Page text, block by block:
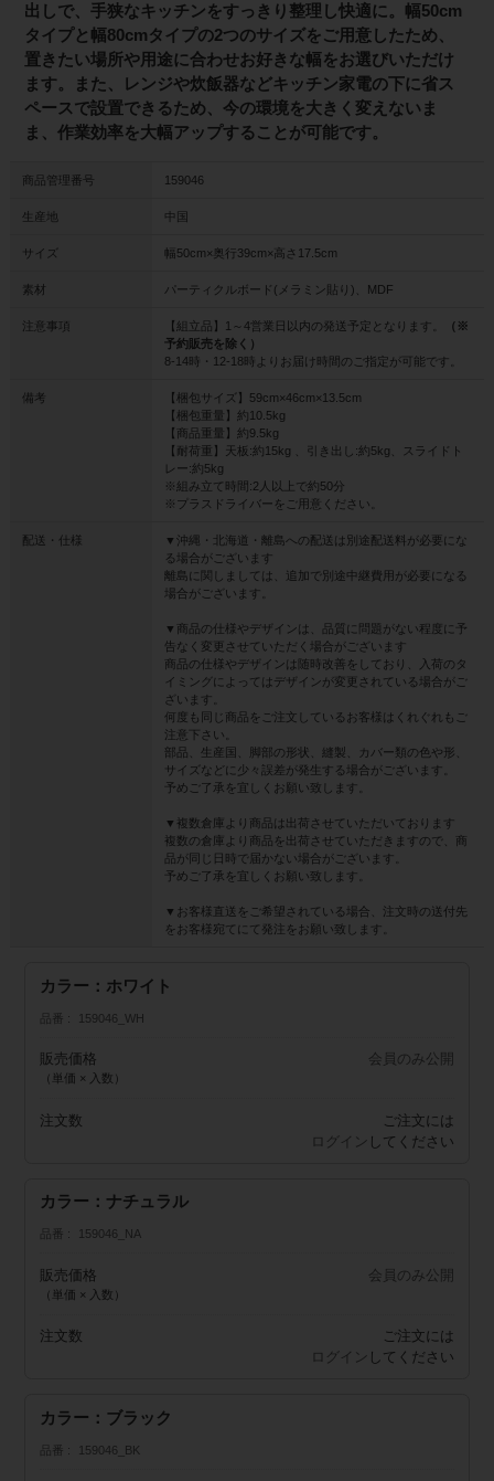
出しで、手狭なキッチンをすっきり整理し快適に。幅50cm
タイプと幅80cmタイプの2つのサイズをご用意したため、
置きたい場所や用途に合わせお好きな幅をお選びいただけ
ます。また、レンジや炊飯器などキッチン家電の下に省ス
ペースで設置できるため、今の環境を大きく変えないま
ま、作業効率を大幅アップすることが可能です。
商品管理番号 159046
生産地 中国
サイズ 幅50cm×奥行39cm×高さ17.5cm
素材 パーティクルボード(メラミン貼り)、MDF
注意事項 【組立品】1～4営業日以内の発送予定となります。
（※
予約販売を除く）
8-14時・12-18時よりお届け時間のご指定が可能です。
備考
【梱包サイズ】59cm×46cm×13.5cm
【梱包重量】約10.5kg
【商品重量】約9.5kg
【耐荷重】天板:約15kg 、引き出し:約5kg、スライドト
レー:約5kg
※組み立て時間:2人以上で約50分
※プラスドライバーをご用意ください。
配送・仕様
▼沖縄・北海道・離島への配送は別途配送料が必要にな
る場合がございます
離島に関しましては、追加で別途中継費用が必要になる
場合がございます。
▼商品の仕様やデザインは、品質に問題がない程度に予
告なく変更させていただく場合がございます
商品の仕様やデザインは随時改善をしており、入荷のタ
イミングによってはデザインが変更されている場合がご
ざいます。
何度も同じ商品をご注文しているお客様はくれぐれもご
注意下さい。
部品、生産国、脚部の形状、縫製、カバー類の色や形、
サイズなどに少々誤差が発生する場合がございます。
予めご了承を宜しくお願い致します。
▼複数倉庫より商品は出荷させていただいております
複数の倉庫より商品を出荷させていただきますので、商
品が同じ日時で届かない場合がございます。
予めご了承を宜しくお願い致します。
▼お客様直送をご希望されている場合、注文時の送付先
をお客様宛てにて発注をお願い致します。
カラー：ホワイト
品番 159046_WH
販売価格
（単価 × 入数）
会員のみ公開
注文数
ご注文には
ログイン してください
カラー：ナチュラル
品番 159046_NA
販売価格
（単価 × 入数）
会員のみ公開
注文数
ご注文には
ログイン してください
カラー：ブラック
品番 159046_BK